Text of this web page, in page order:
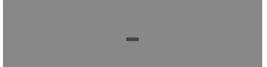
-